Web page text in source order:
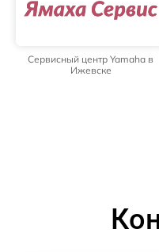
Сервисный центр Yamaha в
Ижевске